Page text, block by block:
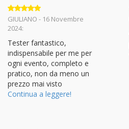
Valutato 5
su 5
GIULIANO - 16 Novembre
2024:
Tester fantastico,
indispensabile per me per
ogni evento, completo e
pratico, non da meno un
prezzo mai visto
Continua a leggere!